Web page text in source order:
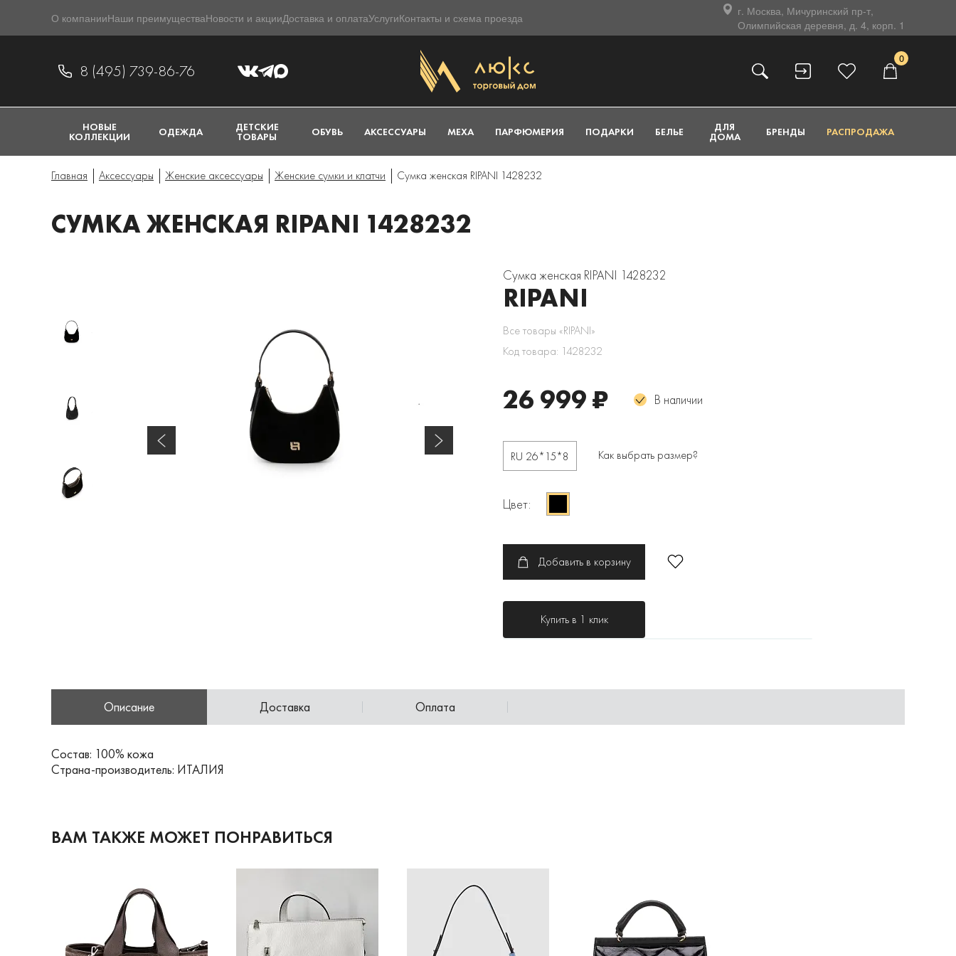
О компанииНаши преимуществаНовости и акцииДоставка и оплатаУслугиКонтакты и схема проезда
г. Москва, Мичуринский пр-т,
Олимпийская деревня, д. 4, корп. 1
8 (495) 739-86-76
0
НОВЫЕ
КОЛЛЕКЦИИ ОДЕЖДА ДЕТСКИЕ
ТОВАРЫ ОБУВЬ АКСЕССУАРЫ МЕХА ПАРФЮМЕРИЯ ПОДАРКИ БЕЛЬЕ ДЛЯ
ДОМА БРЕНДЫ РАСПРОДАЖА
Главная Аксессуары Женские аксессуары Женские сумки и клатчи Сумка женская RIPANI 1428232
СУМКА ЖЕНСКАЯ RIPANI 1428232
Сумка женская RIPANI 1428232
RIPANI
Все товары «RIPANI»
Код товара: 1428232
26 999 ₽ В наличии
RU 26*15*8 Как выбрать размер?
Цвет:
Добавить в корзину
Купить в 1 клик
Описание Доставка Оплата
Состав: 100% кожа
Страна-производитель: ИТАЛИЯ
ВАМ ТАКЖЕ МОЖЕТ ПОНРАВИТЬСЯ